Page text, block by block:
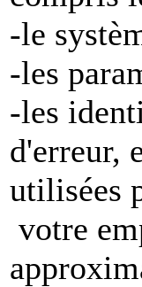
-le
-les
-les
d'erreur,
utilisées
votre